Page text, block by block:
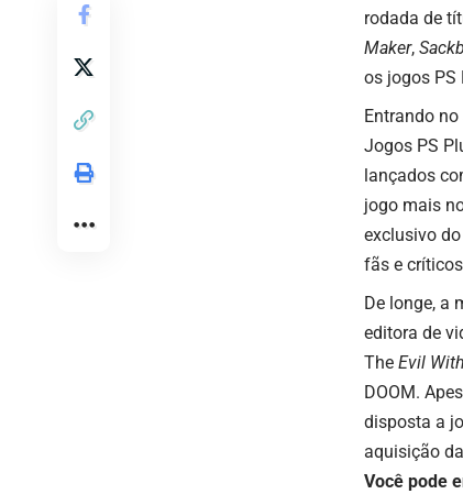
rodada de
Maker,
os jogos PS
Entrando
Jogos PS
lançados
jogo mais
exclusivo
fãs e
De longe, a
editora de
The Evil
DOOM.
disposta a
aquisição
Você pode